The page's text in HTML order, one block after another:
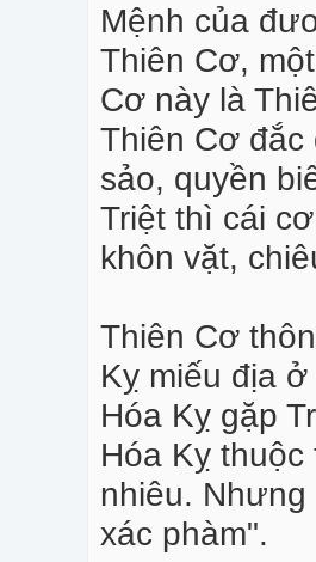
Mệnh của
Thiên Cơ,
Cơ này là
Thiên Cơ
sảo, quyền
Triệt thì cái
khôn vặt,
Thiên Cơ
Kỵ miếu địa
Hóa Kỵ gặp
Hóa Kỵ
nhiêu.
xác phàm".